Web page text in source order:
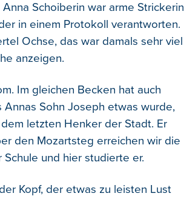
Schoiberin war arme Strickerin
in einem Protokoll verantworten.
Ochse, das war damals sehr viel
anzeigen.
Im gleichen Becken hat auch
Sohn Joseph etwas wurde,
letzten Henker der Stadt. Er
den Mozartsteg erreichen wir die
und hier studierte er.
Kopf, der etwas zu leisten Lust